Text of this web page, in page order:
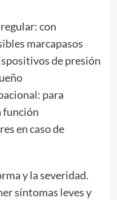
con
marcapasos
de presión
para
función
en caso de
y la severidad.
síntomas leves y